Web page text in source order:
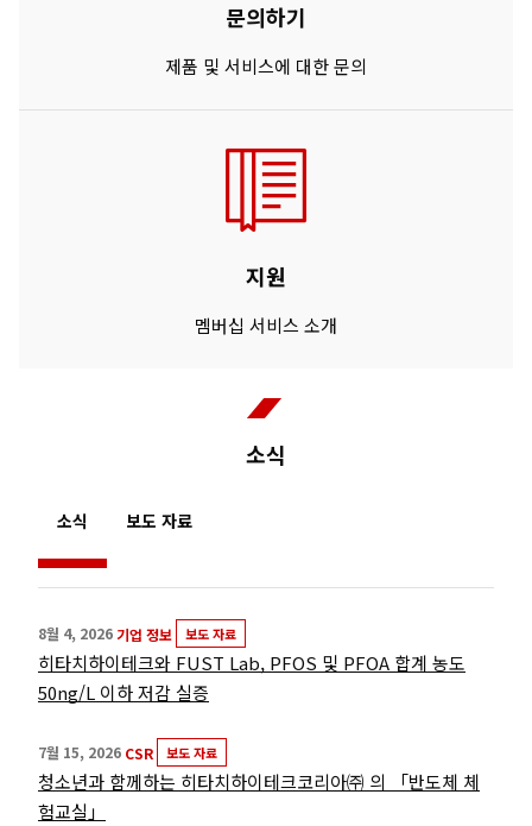
문의하기
제품 및 서비스에 대한 문의
지원
멤버십 서비스 소개
소식
소식 보도 자료
8월 4, 2026 기업 정보 보도 자료
히타치하이테크와 FUST Lab, PFOS 및 PFOA 합계 농도
50ng/L 이하 저감 실증
7월 15, 2026 CSR 보도 자료
청소년과 함께하는 히타치하이테크코리아㈜ 의 「반도체 체
험교실」